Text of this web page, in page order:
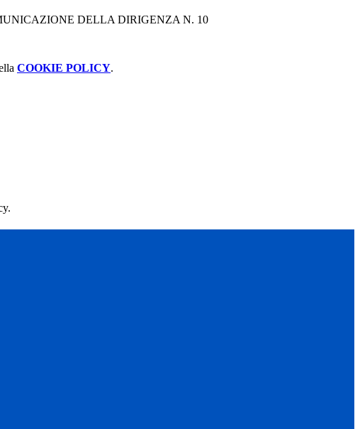
DELLA DIRIGENZA N. 10
COOKIE POLICY.